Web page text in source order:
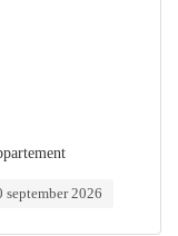
september 2026